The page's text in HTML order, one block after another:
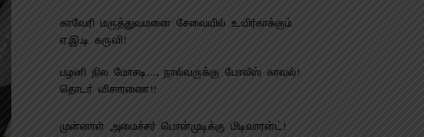
காவேரி மருத்துவமனை சேவையில் உயிர்காக்கும்
ஏ.இ.டி கருவி!
பழனி நில மோசடி…. நால்வருக்கு போலீஸ் காவல்!
தொடர் விசாரணை!!
முன்னாள் அமைச்சர் பொன்முடிக்கு பிடிவாரன்ட்!